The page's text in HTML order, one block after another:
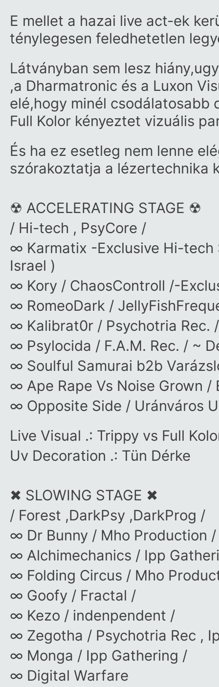
E mellet a hazai live act-ek
ténylegesen feledhetetlen
Látványban sem lesz
,a Dharmatronic és a Luxon
elé,hogy minél csodálatosabb
Full Kolor kényeztet vizuális
És ha ez esetleg nem lenne
szórakoztatja a lézertechnika
☢ ACCELERATING STAGE ☢
/ Hi-tech , PsyCore /
∞ Karmatix -Exclusive Hi-
Israel )
∞ Kory / ChaosControll /-
∞ RomeoDark /
∞ Kalibrat0r / Psychotria Rec.
∞ Psylocida / F.A.M. Rec. / ~
∞ Soulful Samurai b2b
∞ Ape Rape Vs Noise Grown /
∞ Opposite Side / Uránváros
Live Visual .: Trippy vs Full
Uv Decoration .: Tün Dérke
✖ SLOWING STAGE ✖
/ Forest ,DarkPsy ,DarkProg /
∞ Dr Bunny / Mho Production
∞ Alchimechanics / Ipp
∞ Folding Circus / Mho
∞ Goofy / Fractal /
∞ Kezo / indenpendent /
∞ Zegotha / Psychotria Rec ,
∞ Monga / Ipp Gathering /
∞ Digital Warfare